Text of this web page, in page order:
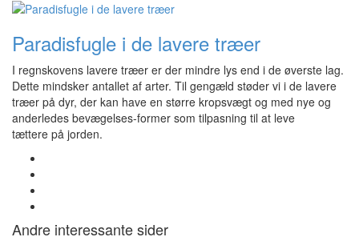
Paradisfugle i de lavere træer
I regnskovens lavere træer er der mindre lys end i de øverste lag.
Dette mindsker antallet af arter. Til gengæld støder vi i de lavere
træer på dyr, der kan have en større kropsvægt og med nye og
anderledes bevægelses-former som tilpasning til at leve
tættere på jorden.
Andre interessante sider